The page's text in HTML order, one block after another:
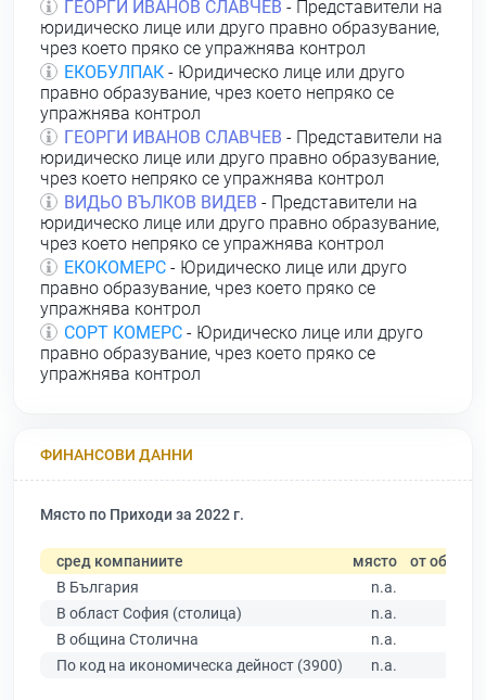
ГЕОРГИ ИВАНОВ СЛАВЧЕВ - Представители на
юридическо лице или друго правно образувание,
чрез което пряко се упражнява контрол
ЕКОБУЛПАК - Юридическо лице или друго
правно образувание, чрез което непряко се
упражнява контрол
ГЕОРГИ ИВАНОВ СЛАВЧЕВ - Представители на
юридическо лице или друго правно образувание,
чрез което непряко се упражнява контрол
ВИДЬО ВЪЛКОВ ВИДЕВ - Представители на
юридическо лице или друго правно образувание,
чрез което непряко се упражнява контрол
ЕКОКОМЕРС - Юридическо лице или друго
правно образувание, чрез което пряко се
упражнява контрол
СОРТ КОМЕРС - Юридическо лице или друго
правно образувание, чрез което пряко се
упражнява контрол
ФИНАНСОВИ ДАННИ
Място по Приходи за 2022 г.
сред компаниите място от общо
В България
n.a.
В област София (столица)
n.a.
В община Столична
n.a.
По код на икономическа дейност (3900)
n.a.